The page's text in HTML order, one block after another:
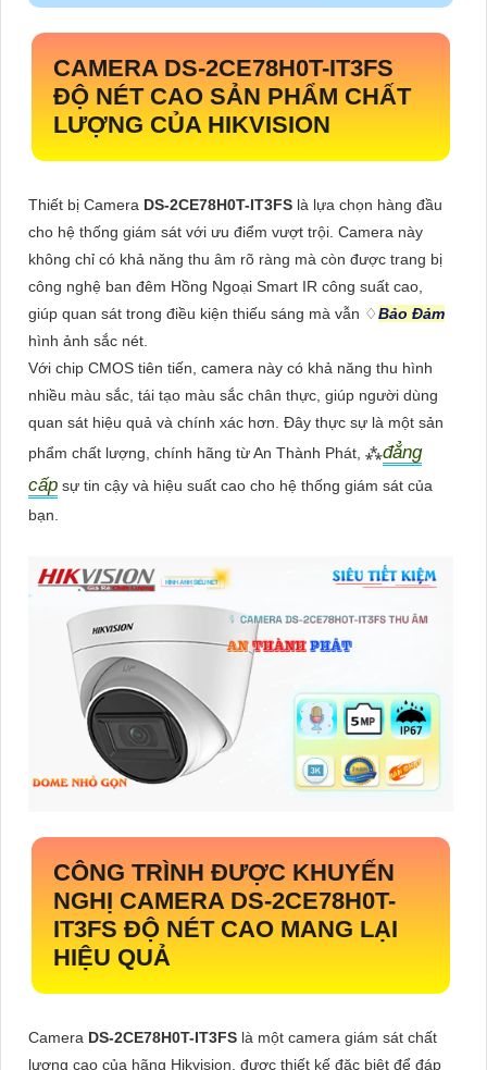
CAMERA DS-2CE78H0T-IT3FS
ĐỘ NÉT CAO SẢN PHẨM CHẤT
LƯỢNG CỦA HIKVISION
Thiết bị Camera DS-2CE78H0T-IT3FS là lựa chọn hàng đầu
cho hệ thống giám sát với ưu điểm vượt trội. Camera này
không chỉ có khả năng thu âm rõ ràng mà còn được trang bị
công nghệ ban đêm Hồng Ngoại Smart IR công suất cao,
giúp quan sát trong điều kiện thiếu sáng mà vẫn ♢Bảo Đảm
hình ảnh sắc nét.
Với chip CMOS tiên tiến, camera này có khả năng thu hình
nhiều màu sắc, tái tạo màu sắc chân thực, giúp người dùng
quan sát hiệu quả và chính xác hơn. Đây thực sự là một sản
phẩm chất lượng, chính hãng từ An Thành Phát, ⁂đẳng
cấp sự tin cậy và hiệu suất cao cho hệ thống giám sát của
bạn.
CÔNG TRÌNH ĐƯỢC KHUYẾN
NGHỊ CAMERA DS-2CE78H0T-
IT3FS ĐỘ NÉT CAO MANG LẠI
HIỆU QUẢ
Camera DS-2CE78H0T-IT3FS là một camera giám sát chất
lượng cao của hãng Hikvision, được thiết kế đặc biệt để đáp